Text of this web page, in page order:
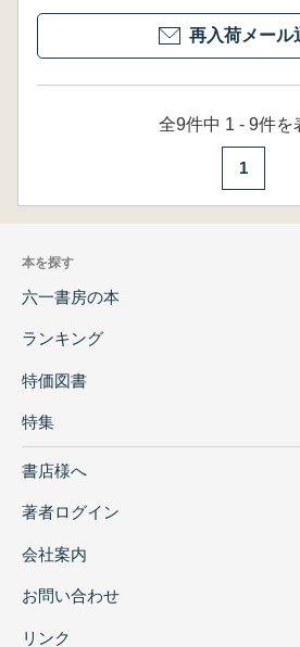
再入荷メール
全9件中 1 - 9件を
1
本を探す
六一書房の本
ランキング
特価図書
特集
書店様へ
著者ログイン
会社案内
お問い合わせ
リンク